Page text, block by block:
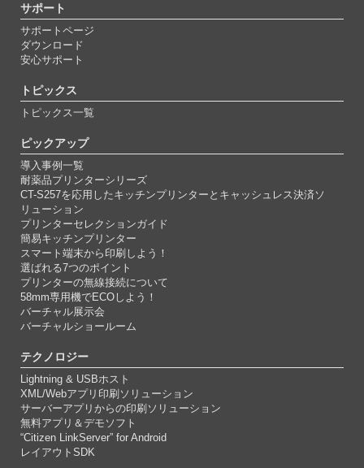
サポート
サポートページ
ダウンロード
安心サポート
トピックス
トピックス一覧
ピックアップ
導入事例一覧
耐薬品プリンターシリーズ
CT-S257を応用したキッチンプリンターとキャッシュレス決済ソ
リューション
プリンターセレクションガイド
簡易キッチンプリンター
スマート端末から印刷しよう！
選ばれる7つのポイント
プリンターの無線接続について
58mm専用機でECOしよう！
バーチャル展示会
バーチャルショールーム
テクノロジー
Lightning & USBホスト
XML/Webアプリ印刷ソリューション
サーバーアプリからの印刷ソリューション
無料アプリ＆デモソフト
“Citizen LinkServer” for Android
レイアウトSDK